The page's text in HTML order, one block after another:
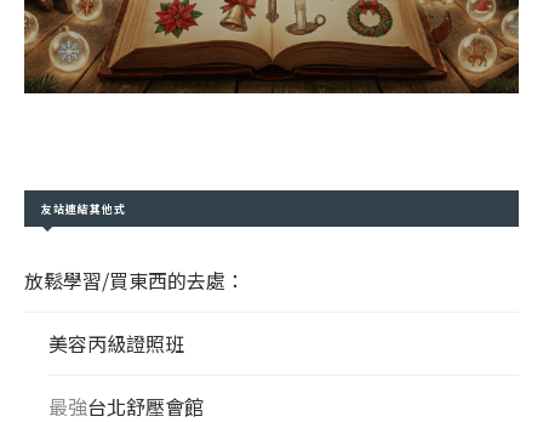
友站連結其他式
放鬆學習/買東西的去處：
美容丙級證照班
最強台北舒壓會館